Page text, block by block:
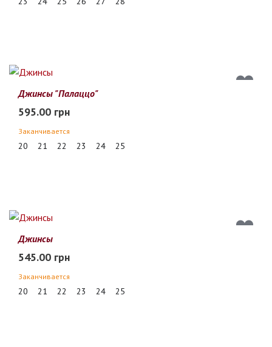
Джинсы "Палаццо"
595.00 грн
Заканчивается
20 21 22 23 24 25
Джинсы
545.00 грн
Заканчивается
20 21 22 23 24 25